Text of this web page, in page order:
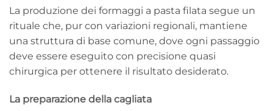
La produzione dei formaggi a pasta filata segue un
rituale che, pur con variazioni regionali, mantiene
una struttura di base comune, dove ogni passaggio
deve essere eseguito con precisione quasi
chirurgica per ottenere il risultato desiderato.
La preparazione della cagliata